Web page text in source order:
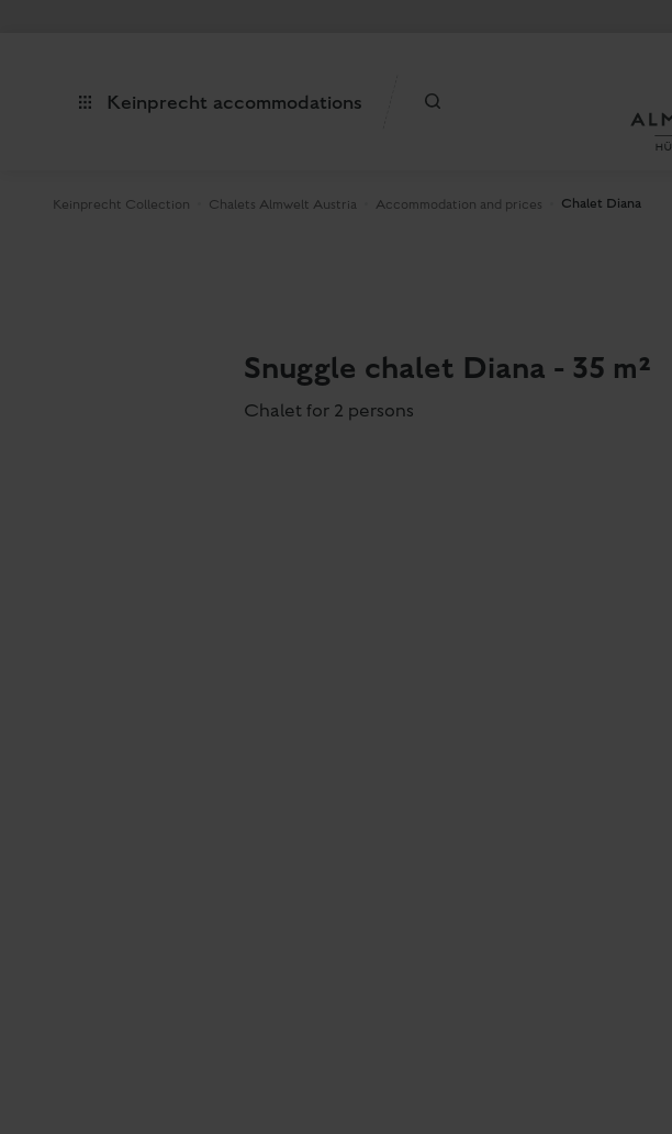
Keinprecht accommodations
Keinprecht Collection Chalets Almwelt Austria Accommodation and prices Chalet Diana
Snuggle chalet Diana - 35 m²
Chalet for 2 persons